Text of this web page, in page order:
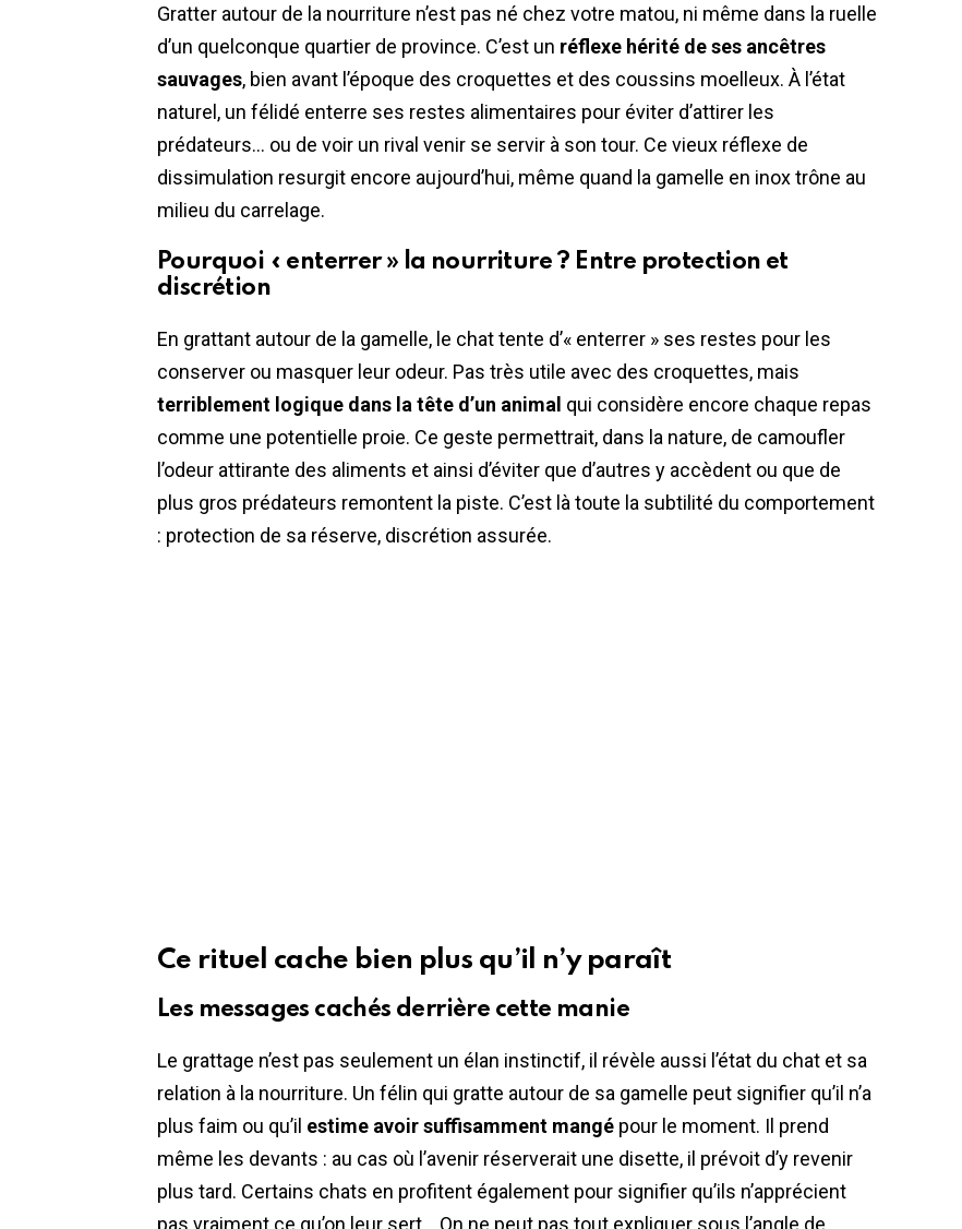
Gratter autour de la nourriture n’est pas né chez votre matou, ni même dans la ruelle
d’un quelconque quartier de province. C’est un réflexe hérité de ses ancêtres
sauvages, bien avant l’époque des croquettes et des coussins moelleux. À l’état
naturel, un félidé enterre ses restes alimentaires pour éviter d’attirer les
prédateurs… ou de voir un rival venir se servir à son tour. Ce vieux réflexe de
dissimulation resurgit encore aujourd’hui, même quand la gamelle en inox trône au
milieu du carrelage.
Pourquoi « enterrer » la nourriture ? Entre protection et
discrétion
En grattant autour de la gamelle, le chat tente d’« enterrer » ses restes pour les
conserver ou masquer leur odeur. Pas très utile avec des croquettes, mais
terriblement logique dans la tête d’un animal qui considère encore chaque repas
comme une potentielle proie. Ce geste permettrait, dans la nature, de camoufler
l’odeur attirante des aliments et ainsi d’éviter que d’autres y accèdent ou que de
plus gros prédateurs remontent la piste. C’est là toute la subtilité du comportement
: protection de sa réserve, discrétion assurée.
Ce rituel cache bien plus qu’il n’y paraît
Les messages cachés derrière cette manie
Le grattage n’est pas seulement un élan instinctif, il révèle aussi l’état du chat et sa
relation à la nourriture. Un félin qui gratte autour de sa gamelle peut signifier qu’il n’a
plus faim ou qu’il estime avoir suffisamment mangé pour le moment. Il prend
même les devants : au cas où l’avenir réserverait une disette, il prévoit d’y revenir
plus tard. Certains chats en profitent également pour signifier qu’ils n’apprécient
pas vraiment ce qu’on leur sert… On ne peut pas tout expliquer sous l’angle de